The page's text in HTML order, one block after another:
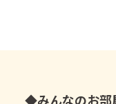
みんなのお部